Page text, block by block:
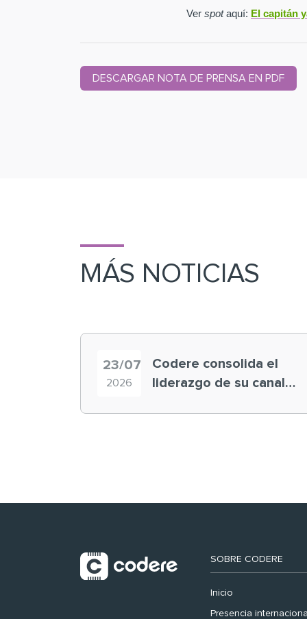
Ver spotaquí: El capitán
DESCARGAR NOTA DE PRENSA EN PDF
MÁS NOTICIAS
23/07
2026
Codere consolida el
liderazgo de su canal
SOBRE CODERE
Inicio
Presencia